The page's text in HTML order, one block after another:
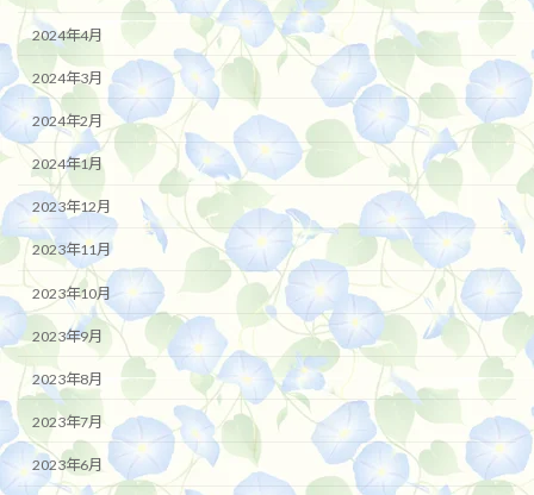
2024年4月
2024年3月
2024年2月
2024年1月
2023年12月
2023年11月
2023年10月
2023年9月
2023年8月
2023年7月
2023年6月